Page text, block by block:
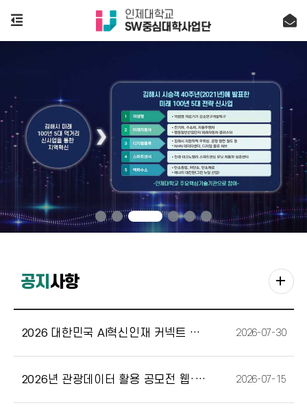
공지 사항 add
2026 대한민국 AI혁신인재 커넥트 행사[26.07.29. ~ 26.07.31.] 2026-07-30
2026년 관광데이터 활용 공모전 웹·앱 구현 부문 모집 안내(26. 7. 6.(월) … 2026-07-15